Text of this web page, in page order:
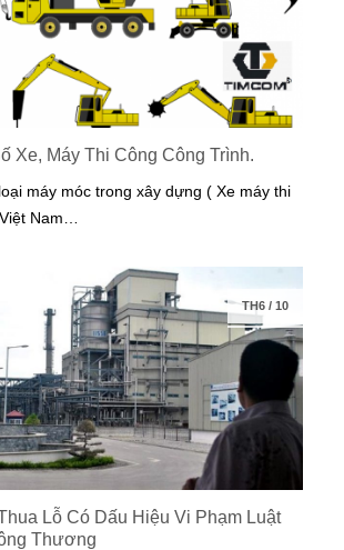
Xe, Máy Thi Công Công Trình.
máy móc trong xây dựng ( Xe máy thi
Nam…
TH6/ 10
Lỗ Có Dấu Hiệu Vi Phạm Luật
Thương